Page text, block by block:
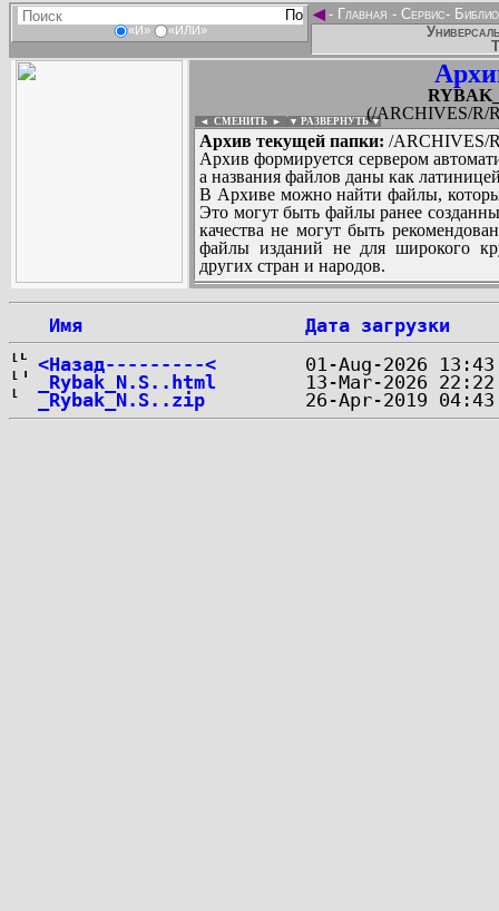
«И» «ИЛИ»
◄- Главная - Сервис-
(/ARCHIVES/R/
◄ СМЕНИТЬ ► ▼ РАЗВЕРНУТЬ ▼
Архив текущей папки: /ARCHIVES/
Архив формируется сервером
а названия файлов даны как
В Архиве можно найти файлы,
Это могут быть файлы ранее
качества не могут быть
файлы изданий не для широкого
других стран и народов.
Имя
Дата загрузки
<Назад---------<
_Rybak_N.S..html
_Rybak_N.S..zip